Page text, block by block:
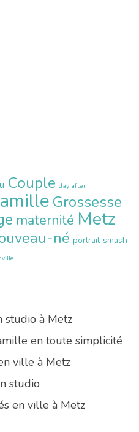
Couple day after
Grossesse
maternité Metz
né portrait smash
studio à Metz
en toute simplicité
ville à Metz
studio
en ville à Metz